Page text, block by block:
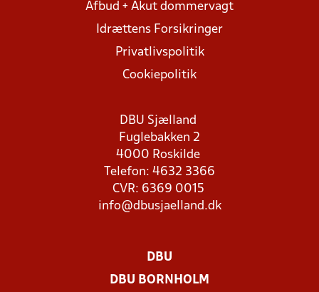
Afbud + Akut dommervagt
Idrættens Forsikringer
Privatlivspolitik
Cookiepolitik
DBU Sjælland
Fuglebakken 2
4000 Roskilde
Telefon: 4632 3366
CVR: 6369 0015
info@dbusjaelland.dk
DBU
DBU BORNHOLM